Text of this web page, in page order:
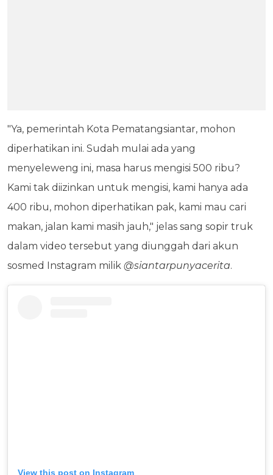
"Ya, pemerintah Kota Pematangsiantar, mohon
diperhatikan ini. Sudah mulai ada yang
menyeleweng ini, masa harus mengisi 500 ribu?
Kami tak diizinkan untuk mengisi, kami hanya ada
400 ribu, mohon diperhatikan pak, kami mau cari
makan, jalan kami masih jauh," jelas sang sopir truk
dalam video tersebut yang diunggah dari akun
sosmed Instagram milik @siantarpunyacerita.
View this post on Instagram